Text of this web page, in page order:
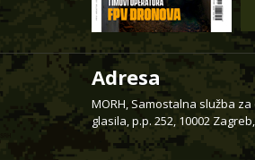
Adresa
MORH, Samostalna služba
glasila, p.p. 252, 10002